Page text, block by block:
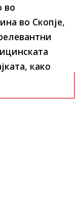
во
во Скопје,
како